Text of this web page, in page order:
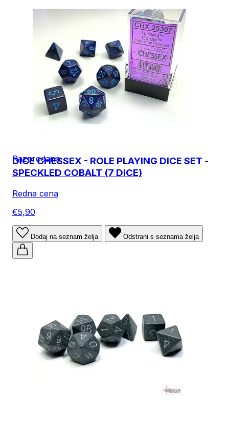
Razprodano
DICE CHESSEX - ROLE PLAYING DICE SET -
SPECKLED COBALT (7 DICE)
Redna cena
€5,90
Dodaj na seznam želja Odstrani s seznama želja